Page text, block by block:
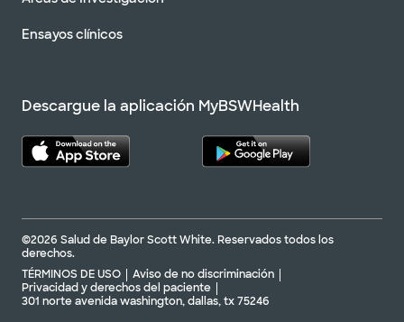
Ensayos clínicos
Descargue la aplicación MyBSWHealth
©2026 Salud de Baylor Scott White. Reservados todos los
derechos.
TÉRMINOS DE USO
Aviso de no discriminación
Privacidad y derechos del paciente
301 norte avenida washington, dallas, tx 75246